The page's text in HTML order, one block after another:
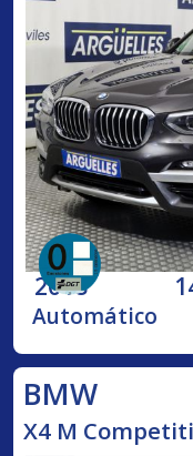
2018
Automático
BMW
X4 M